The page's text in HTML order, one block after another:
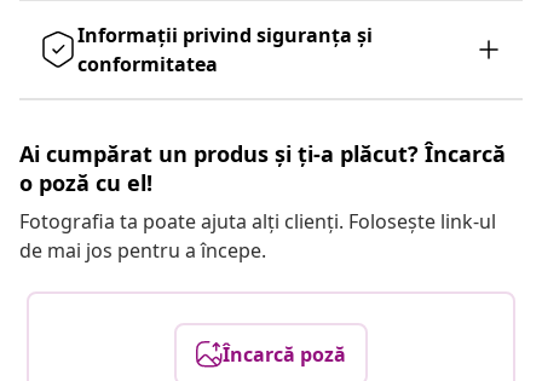
Informații privind siguranța și
conformitatea
Ai cumpărat un produs și ți-a plăcut? Încarcă
o poză cu el!
Fotografia ta poate ajuta alți clienți. Folosește link-ul
de mai jos pentru a începe.
Încarcă poză